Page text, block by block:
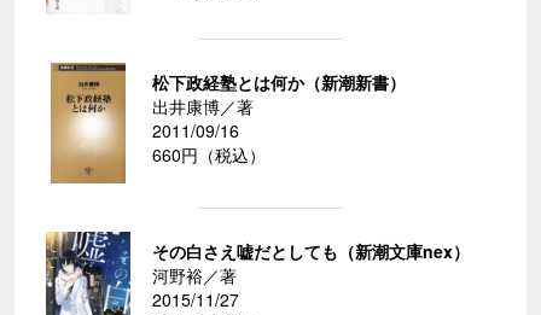
松下政経塾とは何か（新潮新書）
出井康博／著
2011/09/16
660円（税込）
その白さえ嘘だとしても（新潮文庫nex）
河野裕／著
2015/11/27